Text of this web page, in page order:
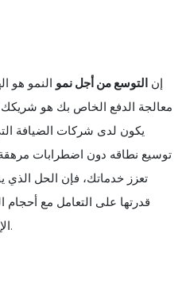
إن التوسع من أجل نمو النمو هو
معالجة الدفع الخاص بك هو
يكون لدى شركات الضيافة
توسيع نطاقه دون اضطرابات
تعزز خدماتك، فإن الحل الذي
قدرتها على التعامل مع أحجام
الإضافية ومعايير الامتثال المتطورة.